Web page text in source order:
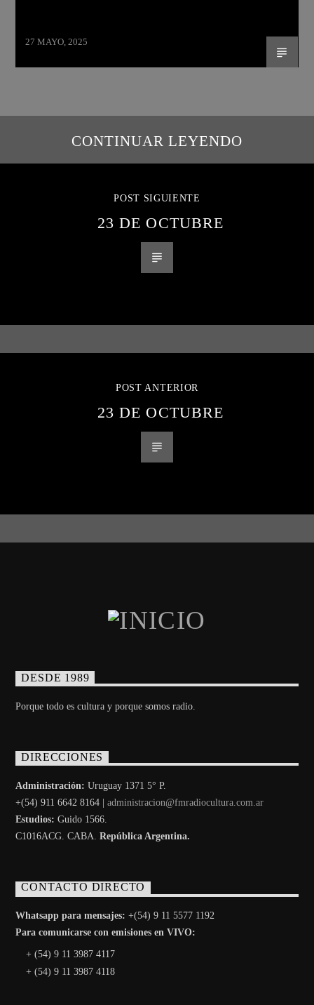
27 MAYO, 2025
CONTINUAR LEYENDO
POST SIGUIENTE
23 DE OCTUBRE
POST ANTERIOR
23 DE OCTUBRE
DESDE 1989
Porque todo es cultura y porque somos radio.
DIRECCIONES
Administración: Uruguay 1371 5° P.
+(54) 911 6642 8164 |administracion@fmradiocultura.com.ar
Estudios: Guido 1566.
C1016ACG . CABA.República Argentina.
CONTACTO DIRECTO
Whatsapp para mensajes: +(54) 9 11 5577 1192
Para comunicarse con emisiones en VIVO:
+ (54) 9 11 3987 4117
+ (54) 9 11 3987 4118